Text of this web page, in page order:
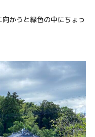
かうと緑色の中にちょっ